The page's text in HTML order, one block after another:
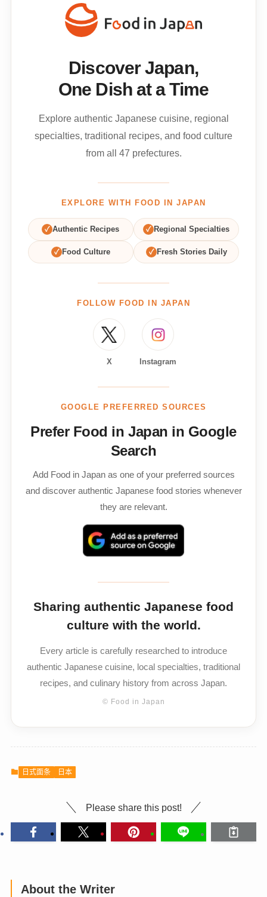
Discover Japan,
One Dish at a Time
Explore authentic Japanese cuisine, regional
specialties, traditional recipes, and food culture
from all 47 prefectures.
EXPLORE WITH FOOD IN JAPAN
✓ Authentic Recipes ✓ Regional Specialties
✓ Food Culture ✓ Fresh Stories Daily
FOLLOW FOOD IN JAPAN
X Instagram
GOOGLE PREFERRED SOURCES
Prefer Food in Japan in Google
Search
Add Food in Japan as one of your preferred sources
and discover authentic Japanese food stories whenever
they are relevant.
Sharing authentic Japanese food
culture with the world.
Every article is carefully researched to introduce
authentic Japanese cuisine, local specialties, traditional
recipes, and culinary history from across Japan.
© Food in Japan
日式面条 日本
Please share this post!
About the Writer